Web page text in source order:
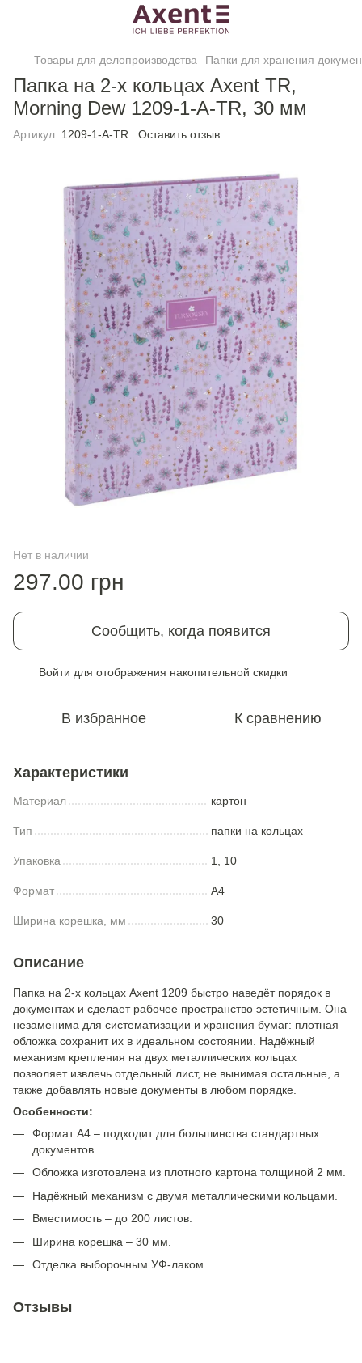
Товары для делопроизводства Папки для хранения
Папка на 2-х кольцах Axent TR,
Morning Dew 1209-1-A-TR, 30 мм
Артикул: 1209-1-A-TR Оставить отзыв
Нет в наличии
297.00 грн
Сообщить, когда появится
Войти для отображения накопительной скидки
В избранное К сравнению
Характеристики
Материал картон
Тип папки на кольцах
Упаковка 1, 10
Формат A4
Ширина корешка, мм 30
Описание
Папка на 2-х кольцах Axent 1209 быстро наведёт порядок в
документах и сделает рабочее пространство эстетичным. Она
незаменима для систематизации и хранения бумаг: плотная
обложка сохранит их в идеальном состоянии. Надёжный
механизм крепления на двух металлических кольцах
позволяет извлечь отдельный лист, не вынимая остальные, а
также добавлять новые документы в любом порядке.
Особенности:
Формат А4 – подходит для большинства стандартных
документов.
Обложка изготовлена из плотного картона толщиной 2 мм.
Надёжный механизм с двумя металлическими кольцами.
Вместимость – до 200 листов.
Ширина корешка – 30 мм.
Отделка выборочным УФ-лаком.
Отзывы